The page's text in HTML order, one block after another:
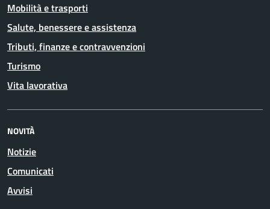
Mobilità e trasporti
Salute, benessere e assistenza
Tributi, finanze e contravvenzioni
Turismo
Vita lavorativa
NOVITÀ
Notizie
Comunicati
Avvisi